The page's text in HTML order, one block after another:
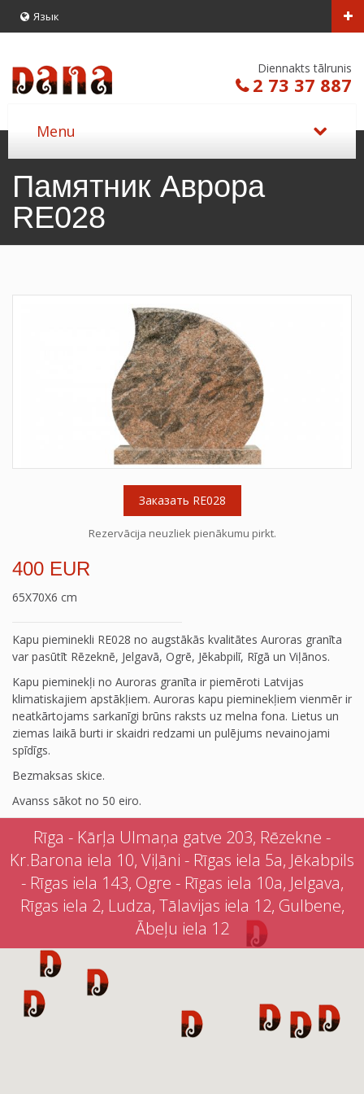
Язык
Diennakts tālrunis
2 73 37 887
Памятник Аврора
RE028
Заказать RE028
Rezervācija neuzliek pienākumu pirkt.
400 EUR
65X70X6 cm
Kapu pieminekli RE028 no augstākās kvalitātes Auroras granīta
var pasūtīt Rēzeknē, Jelgavā, Ogrē, Jēkabpilī, Rīgā un Viļānos.
Kapu pieminekļi no Auroras granīta ir piemēroti Latvijas
klimatiskajiem apstākļiem. Auroras kapu pieminekļiem vienmēr ir
neatkārtojams sarkanīgi brūns raksts uz melna fona. Lietus un
ziemas laikā burti ir skaidri redzami un pulējums nevainojami
spīdīgs.
Bezmaksas skice.
Avanss sākot no 50 eiro.
Rīga - Kārļa Ulmaņa gatve 203, Rēzekne -
Kr.Barona iela 10, Viļāni - Rīgas iela 5a, Jēkabpils
- Rīgas iela 143, Ogre - Rīgas iela 10a, Jelgava,
Rīgas iela 2, Ludza, Tālavijas iela 12, Gulbene,
Ābeļu iela 12